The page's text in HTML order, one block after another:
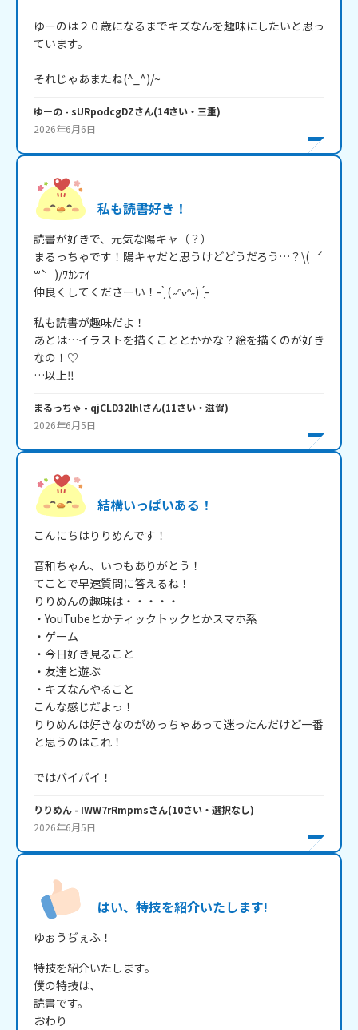
ゆーのは２０歳になるまでキズなんを趣味にしたいと思っ
ています。
それじゃあまたね(^_^)/~
ゆーの - sURpodcgDZさん(14さい・ 三重)
2026年6月6日
私も読書好き！
読書が好きで、元気な陽キャ（？）
まるっちゃです！陽キャだと思うけどどうだろう…？‪\(   ˊ
꒳​ˋ   )/ﾜｶﾝﾅｲ
仲良くしてくださーい！- ̗̀ ( ˶ᵔᢦᵔ︎︎˶)  ̖́-
私も読書が趣味だよ！
あとは…イラストを描くこととかかな？絵を描くのが好き
なの！♡
…以上‼️
まるっちゃ - qjCLD32lhlさん(11さい・ 滋賀)
2026年6月5日
結構いっぱいある！
こんにちはりりめんです！
音和ちゃん、いつもありがとう！
てことで早速質問に答えるね！
りりめんの趣味は・・・・・
・YouTubeとかティックトックとかスマホ系
・ゲーム
・今日好き見ること
・友達と遊ぶ
・キズなんやること
こんな感じだよっ！
りりめんは好きなのがめっちゃあって迷ったんだけど一番
と思うのはこれ！
ではバイバイ！
りりめん - IWW7rRmpmsさん(10さい・ 選択なし)
2026年6月5日
はい、特技を紹介いたします!
ゆぉうぢぇふ！
特技を紹介いたします。
僕の特技は、
読書です。
おわり